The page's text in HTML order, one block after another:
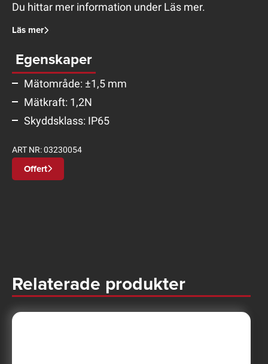
Du hittar mer information under Läs mer.
Läs mer
Egenskaper
Mätområde: ±1,5 mm
Mätkraft: 1,2N
Skyddsklass: IP65
ART NR:03230054
Offert
Relaterade produkter